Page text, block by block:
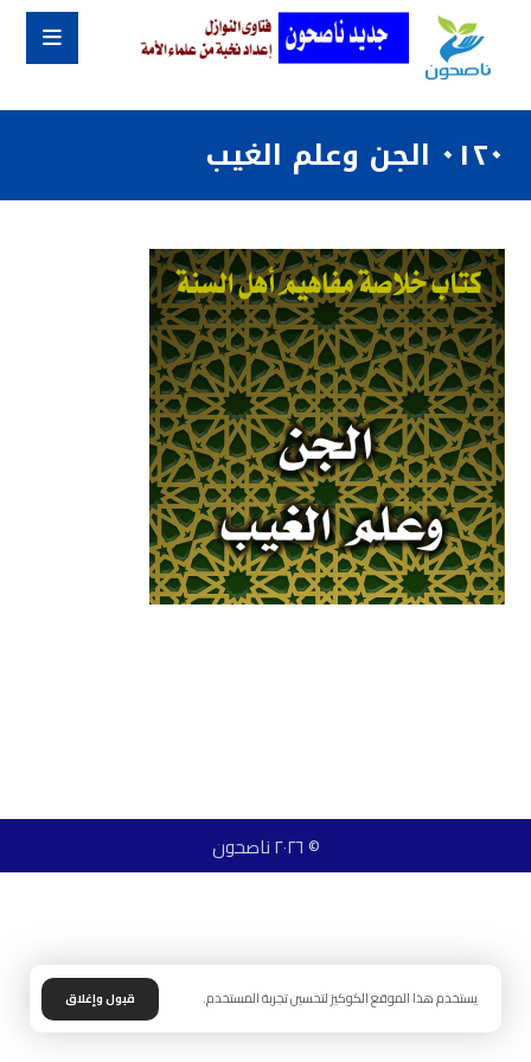
٠١٢٠ الجن وعلم الغيب
© ٢٠٢٦ ناصحون
يستخدم هذا الموقع الكوكيز لتحسين تجربة المستخدم. قبول وإغلاق